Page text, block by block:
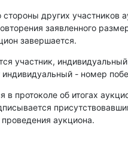
других участников
заявленного
завершается.
участник,
- номер
в протоколе об итогах
аукциона.